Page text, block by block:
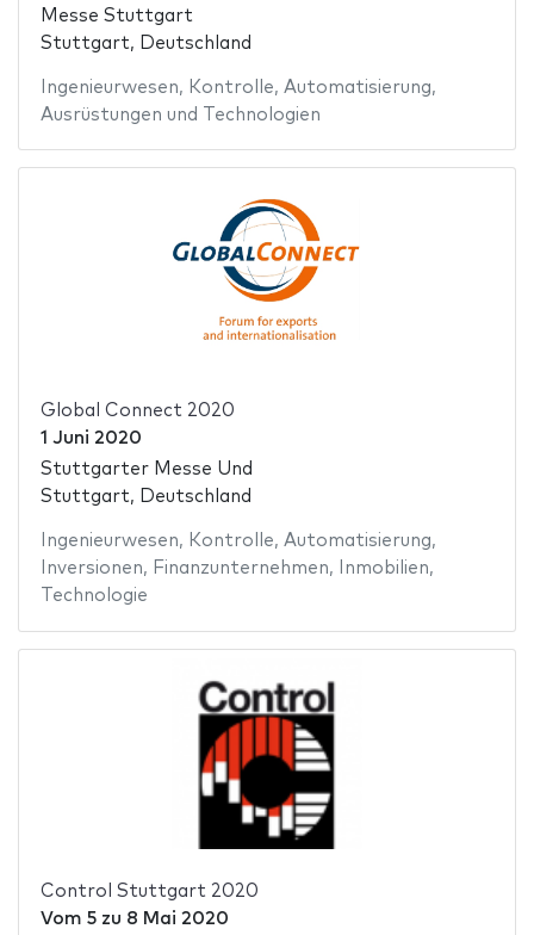
Messe Stuttgart
Stuttgart, Deutschland
Ingenieurwesen, Kontrolle, Automatisierung,
Ausrüstungen und Technologien
Global Connect 2020
1 Juni 2020
Stuttgarter Messe Und
Stuttgart, Deutschland
Ingenieurwesen, Kontrolle, Automatisierung,
Inversionen, Finanzunternehmen, Inmobilien,
Technologie
Control Stuttgart 2020
Vom 5zu 8 Mai 2020